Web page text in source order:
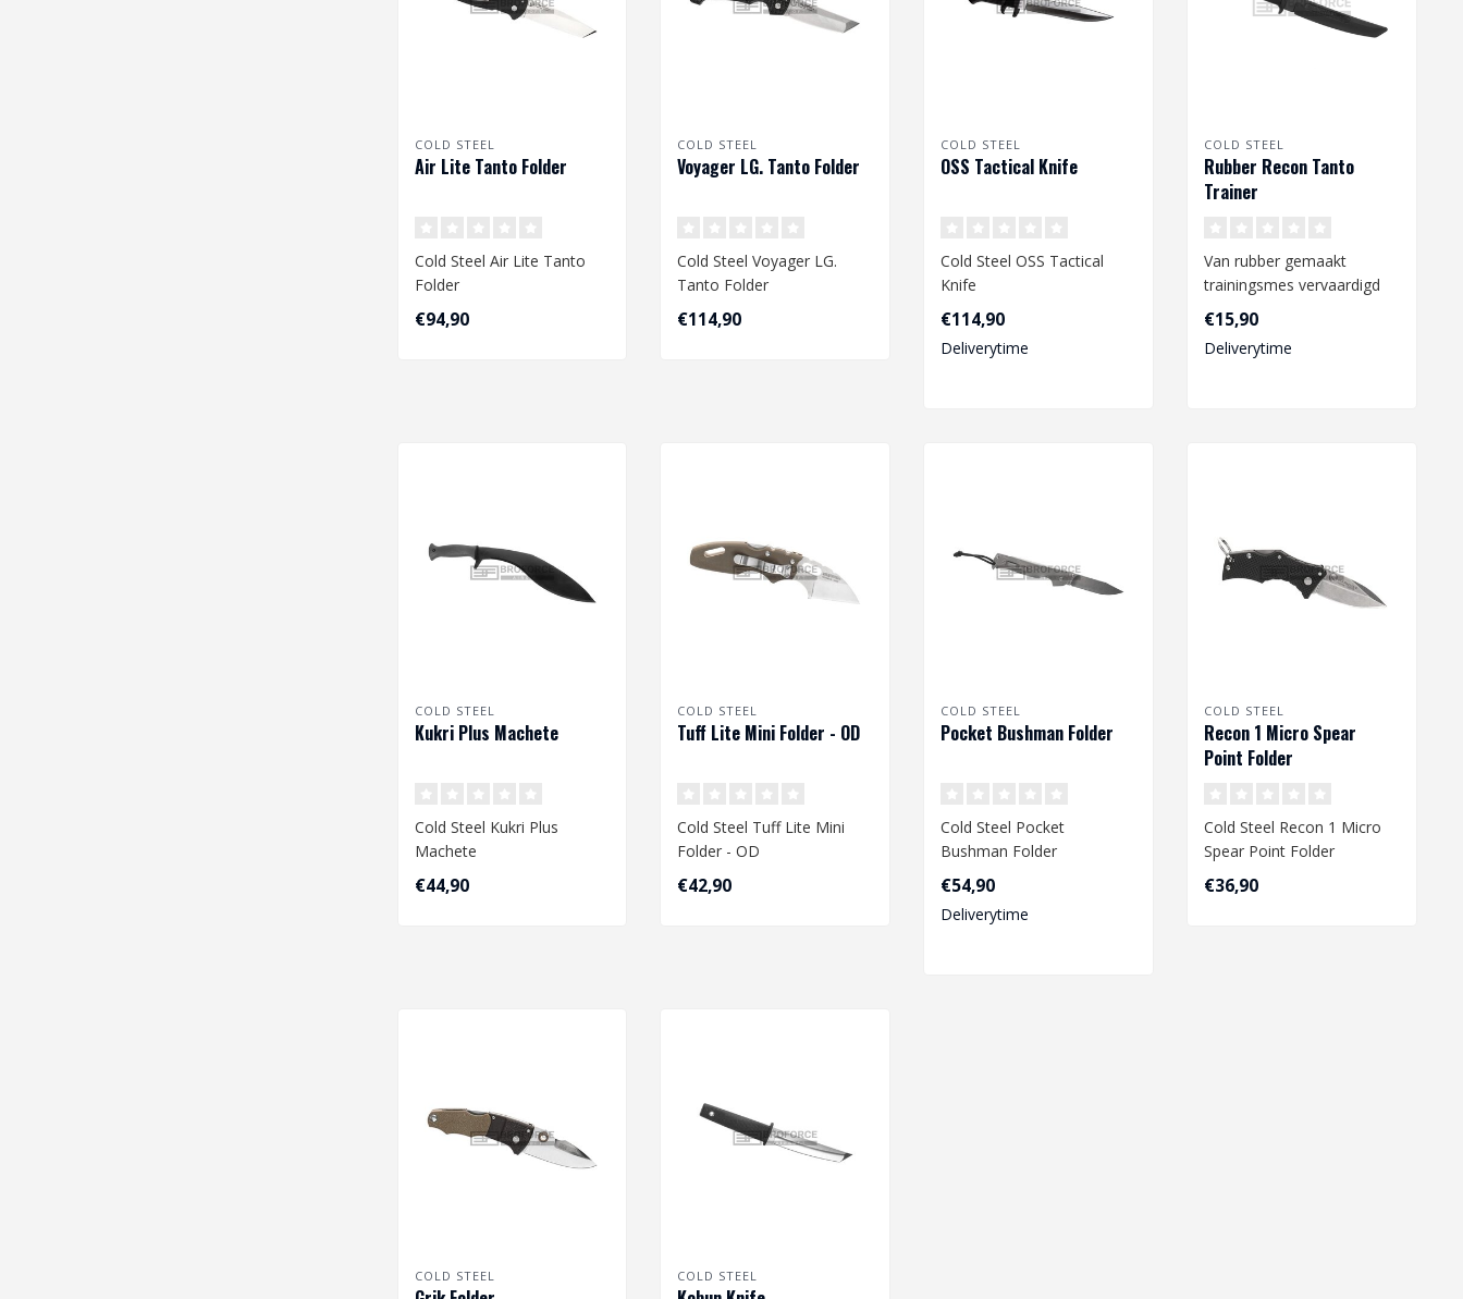
COLD STEEL
Air Lite Tanto Folder
Cold Steel Air Lite Tanto
Folder
€94,90
COLD STEEL
Voyager LG. Tanto Folder
Cold Steel Voyager LG.
Tanto Folder
€114,90
COLD STEEL
OSS Tactical Knife
Cold Steel OSS Tactical
Knife
€114,90
Deliverytime
COLD STEEL
Rubber Recon Tanto
Trainer
Van rubber gemaakt
trainingsmes vervaardigd
door Cold Steel. Het is een
ideale k..
€15,90
Deliverytime
COLD STEEL
Kukri Plus Machete
Cold Steel Kukri Plus
Machete
€44,90
COLD STEEL
Tuff Lite Mini Folder - OD
Cold Steel Tuff Lite Mini
Folder - OD
€42,90
COLD STEEL
Pocket Bushman Folder
Cold Steel Pocket
Bushman Folder
€54,90
Deliverytime
COLD STEEL
Recon 1 Micro Spear
Point Folder
Cold Steel Recon 1 Micro
Spear Point Folder
€36,90
COLD STEEL COLD STEEL